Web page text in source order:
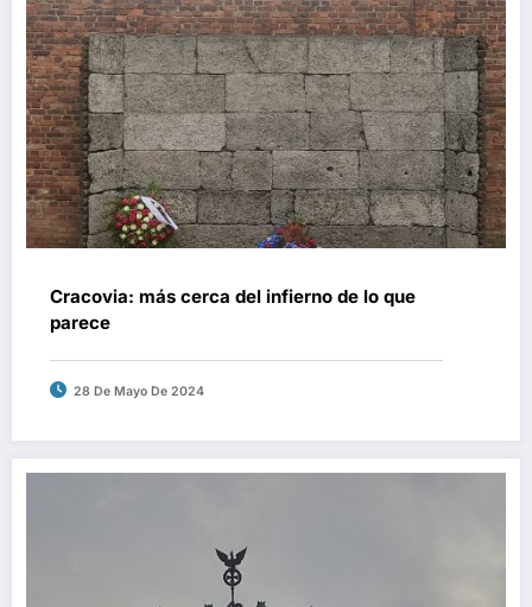
Cracovia: más cerca del infierno de lo que
parece
28 De Mayo De 2024